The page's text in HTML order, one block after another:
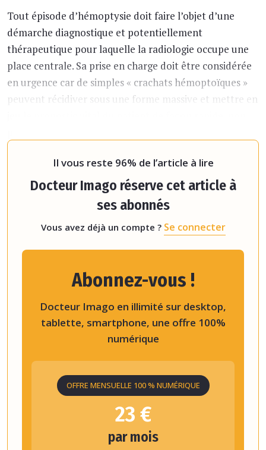
Tout épisode d’hémoptysie doit faire l’objet d’une
démarche diagnostique et potentiellement
thérapeutique pour laquelle la radiologie occupe une
place centrale. Sa prise en charge doit être considérée
en urgence car de simples « crachats hémoptoïques »
peuvent récidiver sous une forme massive et mettre en
Il vous reste 96% de l’article à lire
Docteur Imago réserve cet article à
ses abonnés
Vous avez déjà un compte ? Se connecter
Abonnez-vous !
Docteur Imago en illimité sur desktop,
tablette, smartphone, une offre 100%
numérique
OFFRE MENSUELLE 100 % NUMÉRIQUE
23 €
par mois